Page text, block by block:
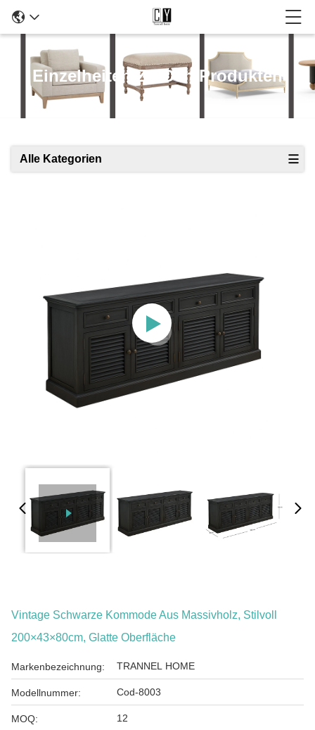
Einzelheiten Zu Den Produkten
Alle Kategorien
Vintage Schwarze Kommode Aus Massivholz, Stilvoll
200×43×80cm, Glatte Oberfläche
Markenbezeichnung: TRANNEL HOME
Modellnummer: Cod-8003
MOQ: 12